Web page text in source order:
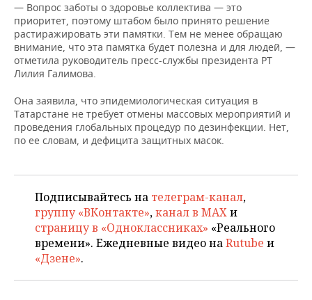
ВОЛЕЙБОЛ
КИБЕРСПОРТ
ФИГУРНОЕ КАТАНИЕ
ВОДНЫЕ ВИДЫ СПОРТА
ИСТОРИЯ
КУЛЬТУРА
МЕДИЦИНА
ОБРАЗОВАНИЕ
СПИСОК ПЕРСОН
СПИСОК КОМПАНИЙ
ПОЛНАЯ ВЕРСИЯ
— Вопрос заботы о здоровье коллектива — это
приоритет, поэтому штабом было принято решение
растиражировать эти памятки. Тем не менее обращаю
внимание, что эта памятка будет полезна и для людей, —
отметила руководитель пресс-службы президента РТ
Лилия Галимова.
Она заявила, что эпидемиологическая ситуация в
Татарстане не требует отмены массовых мероприятий и
проведения глобальных процедур по дезинфекции. Нет,
по ее словам, и дефицита защитных масок.
Подписывайтесь на телеграм-канал,
группу «ВКонтакте»,канал в MAXи
страницу в «Одноклассниках» «Реального
времени». Ежедневные видео наRutube и
«Дзене».